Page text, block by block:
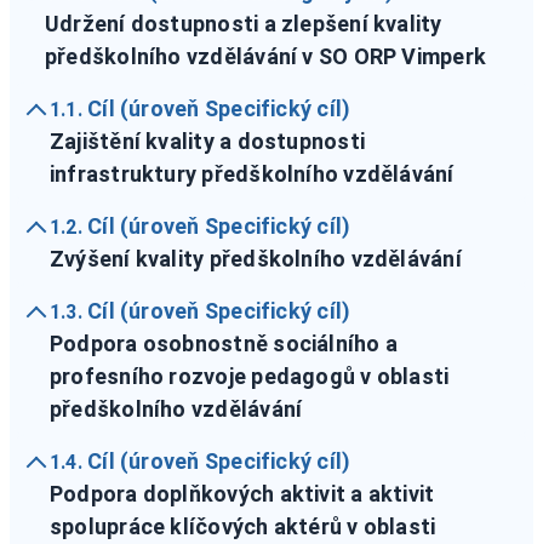
Udržení dostupnosti a zlepšení kvality
předškolního vzdělávání v SO ORP Vimperk
1.1. Cíl (úroveň Specifický cíl)
Zajištění kvality a dostupnosti
infrastruktury předškolního vzdělávání
1.2. Cíl (úroveň Specifický cíl)
Zvýšení kvality předškolního vzdělávání
1.3. Cíl (úroveň Specifický cíl)
Podpora osobnostně sociálního a
profesního rozvoje pedagogů v oblasti
předškolního vzdělávání
1.4. Cíl (úroveň Specifický cíl)
Podpora doplňkových aktivit a aktivit
spolupráce klíčových aktérů v oblasti